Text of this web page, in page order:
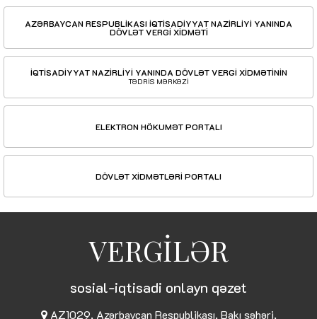
AZƏRBAYCAN RESPUBLİKASI İQTİSADİYYAT NAZİRLİYİ YANINDA
DÖVLƏT VERGİ XİDMƏTİ
İQTİSADİYYAT NAZİRLİYİ YANINDA DÖVLƏT VERGİ XİDMƏTİNİN
TƏDRİS MƏRKƏZİ
ELEKTRON HÖKUMƏT PORTALI
DÖVLƏT XİDMƏTLƏRİ PORTALI
VERGİLƏR
sosial-iqtisadi onlayn qəzet
AZ1029, Azərbaycan Respublikası, Bakı şəhəri,